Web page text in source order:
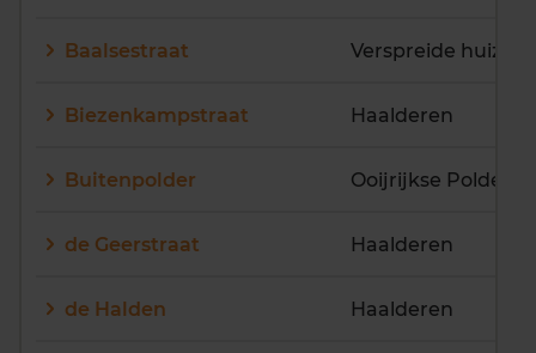
Q
R U
V
Baalsestraat Verspreide huizen
Biezenkampstraat Haalderen
Buitenpolder Ooijrijkse Polder
de Geerstraat Haalderen
de Halden Haalderen